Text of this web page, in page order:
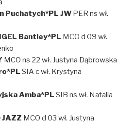
Puchatych*PL JW PER ns wł.
Bantley*PL MCO d 09 wł.
MCO ns 22 wł. Justyna Dąbrowska
SIA c wł. Krystyna
Amba*PL SIB ns wł. Natalia
JAZZ MCO d 03 wł. Justyna